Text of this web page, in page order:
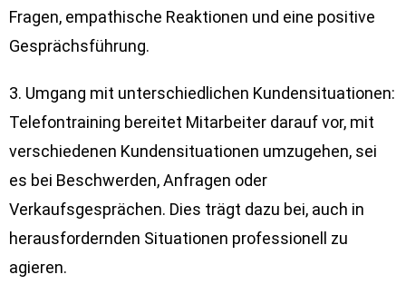
Fragen, empathische Reaktionen und eine positive
Gesprächsführung.
3. Umgang mit unterschiedlichen Kundensituationen:
Telefontraining bereitet Mitarbeiter darauf vor, mit
verschiedenen Kundensituationen umzugehen, sei
es bei Beschwerden, Anfragen oder
Verkaufsgesprächen. Dies trägt dazu bei, auch in
herausfordernden Situationen professionell zu
agieren.